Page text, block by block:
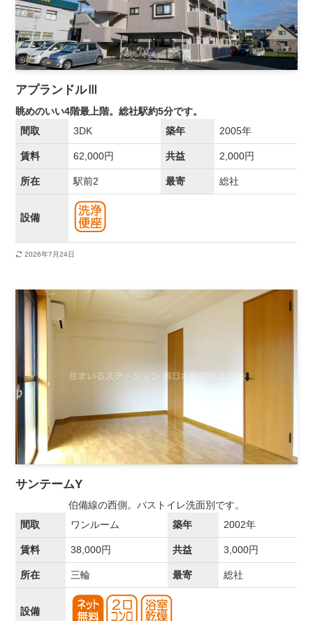
アプランドルⅢ
眺めのいい4階最上階。総社駅約5分です。
間取
3DK 築年 2005年
賃料 62,000円 共益 2,000円
所在 駅前2 最寄 総社
設備
2026年7月24日
サンテームY
伯備線の西側。バストイレ洗面別です。
間取
ワンルーム 築年 2002年
賃料 38,000円 共益 3,000円
所在 三輪 最寄 総社
設備